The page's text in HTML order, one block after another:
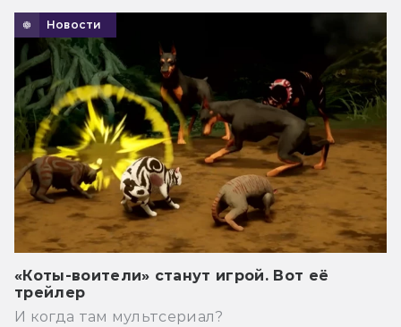
Новости
«Коты-воители» станут игрой. Вот её
трейлер
И когда там мультсериал?